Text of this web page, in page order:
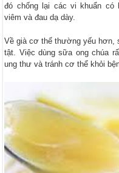
đó chống lại các vi khuẩn có
viêm và đau dạ dày.
Về già cơ thể thường yếu hơn,
tật. Việc dùng sữa ong chúa
ung thư và tránh cơ thể khỏi